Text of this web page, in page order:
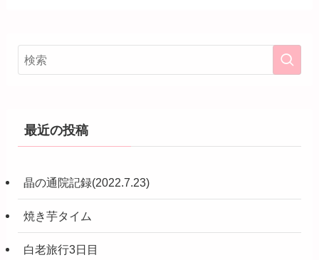
最近の投稿
晶の通院記録(2022.7.23)
焼き芋タイム
白老旅行3日目